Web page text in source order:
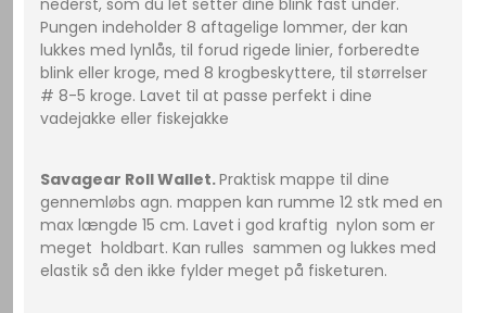
nederst, som du let setter dine blink fast under.
Pungen indeholder 8 aftagelige lommer, der kan
lukkes med lynlås, til forud rigede linier, forberedte
blink eller kroge, med 8 krogbeskyttere, til størrelser
# 8-5 kroge. Lavet til at passe perfekt i dine
vadejakke eller fiskejakke
Savagear Roll Wallet.Praktisk mappe til dine
gennemløbs agn. mappen kan rumme 12 stk med en
max længde 15 cm. Lavet i god kraftig nylon som er
meget holdbart. Kan rulles sammen og lukkes med
elastik så den ikke fylder meget på fisketuren.